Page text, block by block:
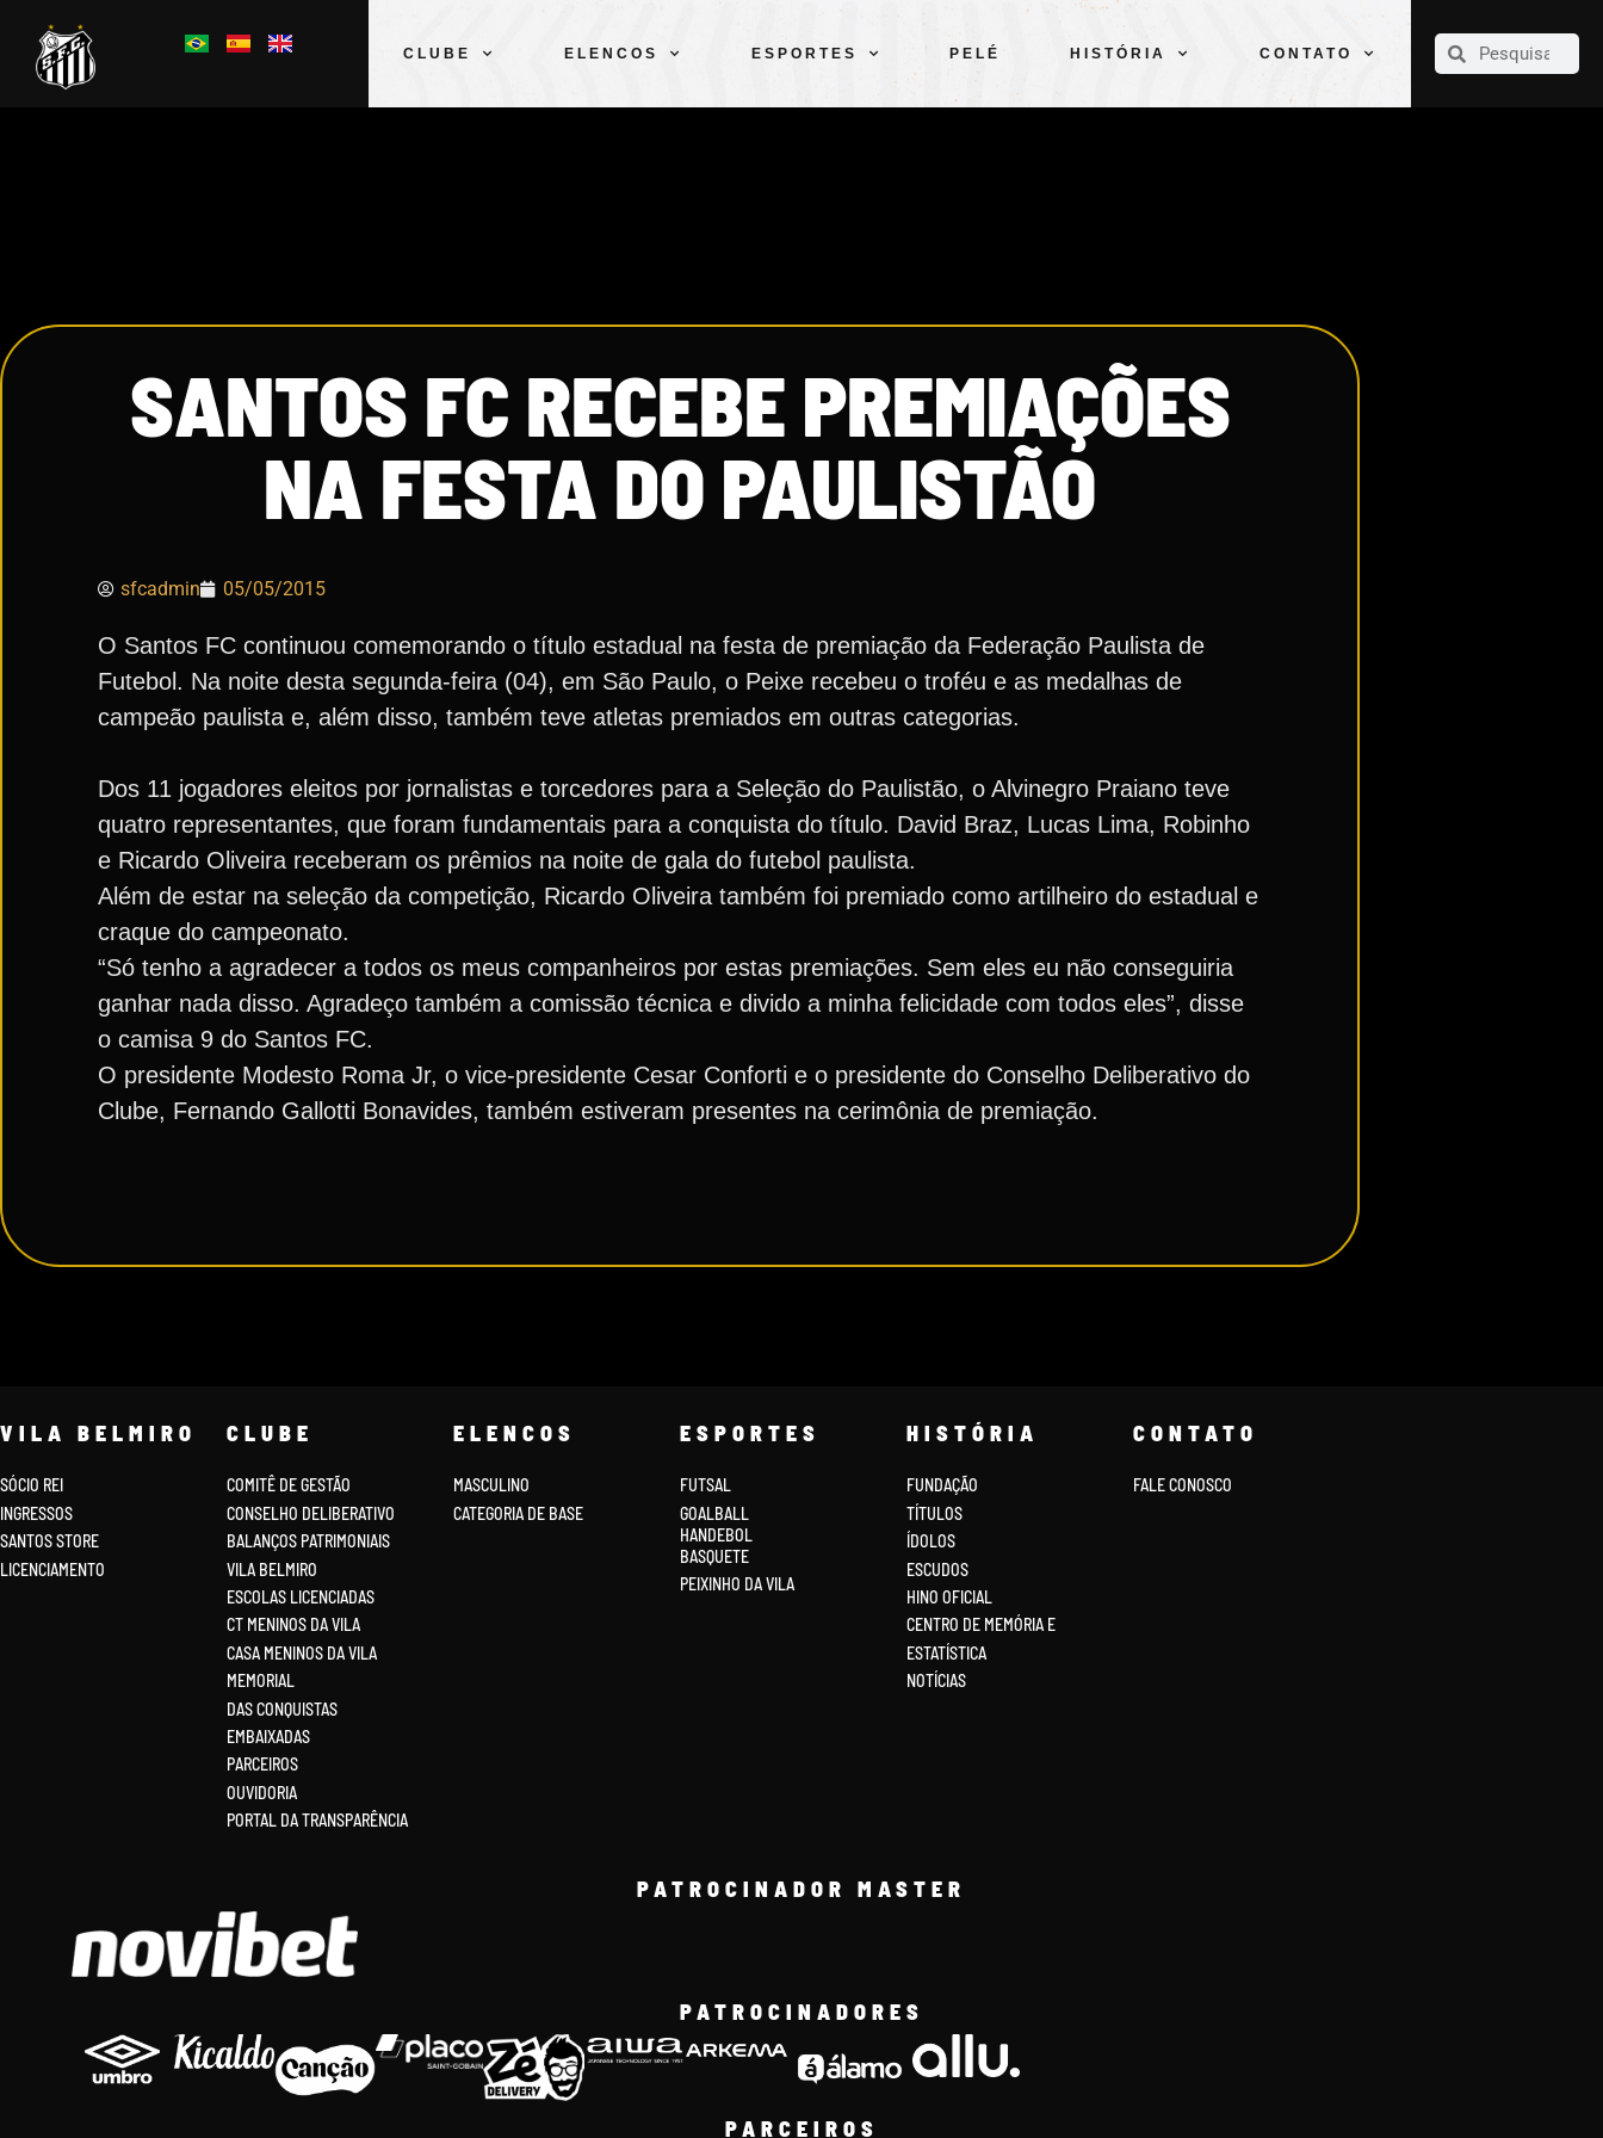
CLUBE ELENCOS ESPORTES PELÉ HISTÓRIA CONTATO
CLUBE
SANTOS FC RECEBE PREMIAÇÕES
NA FESTA DO PAULISTÃO
sfcadmin 05/05/2015
O Santos FC continuou comemorando o título estadual na festa de premiação da Federação Paulista de
Futebol. Na noite desta segunda-feira (04), em São Paulo, o Peixe recebeu o troféu e as medalhas de
campeão paulista e, além disso, também teve atletas premiados em outras categorias.
Dos 11 jogadores eleitos por jornalistas e torcedores para a Seleção do Paulistão, o Alvinegro Praiano teve
quatro representantes, que foram fundamentais para a conquista do título. David Braz, Lucas Lima, Robinho
e Ricardo Oliveira receberam os prêmios na noite de gala do futebol paulista.
Além de estar na seleção da competição, Ricardo Oliveira também foi premiado como artilheiro do estadual e
craque do campeonato.
“Só tenho a agradecer a todos os meus companheiros por estas premiações. Sem eles eu não conseguiria
ganhar nada disso. Agradeço também a comissão técnica e divido a minha felicidade com todos eles”, disse
o camisa 9 do Santos FC.
O presidente Modesto Roma Jr, o vice-presidente Cesar Conforti e o presidente do Conselho Deliberativo do
Clube, Fernando Gallotti Bonavides, também estiveram presentes na cerimônia de premiação.
VILA BELMIRO
SÓCIO REI
INGRESSOS
SANTOS STORE
LICENCIAMENTO
CLUBE
COMITÊ DE GESTÃO
CONSELHO DELIBERATIVO
BALANÇOS PATRIMONIAIS
VILA BELMIRO
ESCOLAS LICENCIADAS
CT MENINOS DA VILA
CASA MENINOS DA VILA
MEMORIAL
DAS CONQUISTAS
EMBAIXADAS
PARCEIROS
OUVIDORIA
PORTAL DA TRANSPARÊNCIA
ELENCOS
MASCULINO
CATEGORIA DE BASE
ESPORTES
FUTSAL
GOALBALL
HANDEBOL
BASQUETE
PEIXINHO DA VILA
HISTÓRIA
FUNDAÇÃO
TÍTULOS
ÍDOLOS
ESCUDOS
HINO OFICIAL
CENTRO DE MEMÓRIA E
ESTATÍSTICA
NOTÍCIAS
CONTATO
FALE CONOSCO
PATROCINADOR MASTER
PATROCINADORES
PARCEIROS